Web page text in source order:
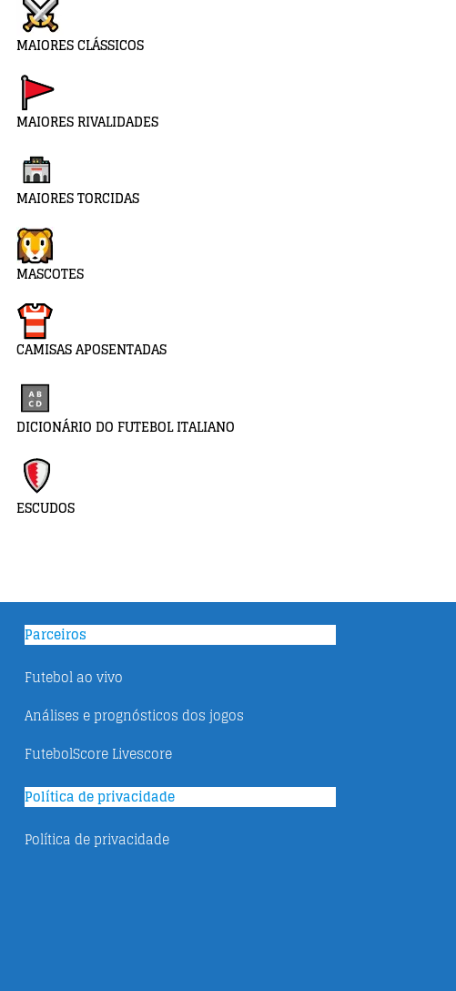
MAIORES CLÁSSICOS
MAIORES RIVALIDADES
MAIORES TORCIDAS
MASCOTES
CAMISAS APOSENTADAS
DICIONÁRIO DO FUTEBOL ITALIANO
ESCUDOS
Parceiros
Futebol ao vivo
Análises e prognósticos dos jogos
FutebolScore Livescore
Política de privacidade
Política de privacidade